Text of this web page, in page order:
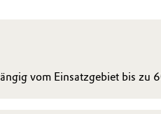
vom Einsatzgebiet bis zu